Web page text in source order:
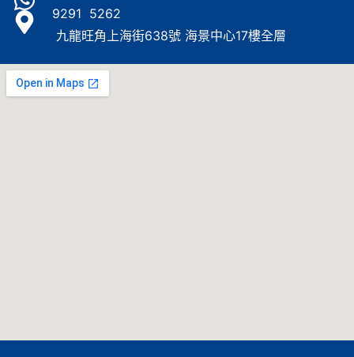
9291 5262
九龍旺角上海街638號 海景中心17樓全層